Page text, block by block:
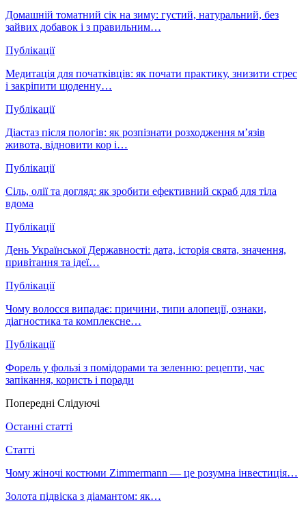
Домашній томатний сік на зиму: густий, натуральний, без
зайвих добавок і з правильним…
Публікації
Медитація для початківців: як почати практику, знизити стрес
і закріпити щоденну…
Публікації
Діастаз після пологів: як розпізнати розходження м’язів
живота, відновити кор і…
Публікації
Сіль, олії та догляд: як зробити ефективний скраб для тіла
вдома
Публікації
День Української Державності: дата, історія свята, значення,
привітання та ідеї…
Публікації
Чому волосся випадає: причини, типи алопеції, ознаки,
діагностика та комплексне…
Публікації
Форель у фользі з помідорами та зеленню: рецепти, час
запікання, користь і поради
Попередні Слідуючі
Останні статті
Статті
Чому жіночі костюми Zimmermann — це розумна інвестиція…
Золота підвіска з діамантом: як…